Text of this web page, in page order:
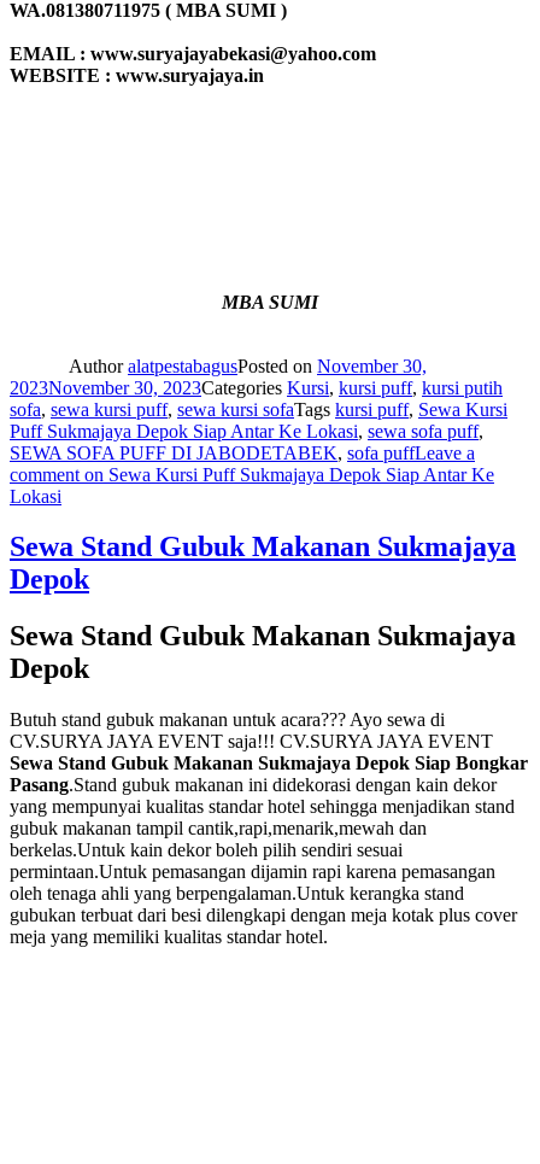
WA.081380711975 ( MBA SUMI )
EMAIL : www.suryajayabekasi@yahoo.com
WEBSITE : www.suryajaya.in
MBA SUMI
AuthoralatpestabagusPosted on November 30,
2023November 30, 2023Categories Kursi, kursi puff, kursi putih
sofa, sewa kursi puff, sewa kursi sofaTags kursi puff, Sewa Kursi
Puff Sukmajaya Depok Siap Antar Ke Lokasi, sewa sofa puff,
SEWA SOFA PUFF DI JABODETABEK, sofa puffLeave a
comment on Sewa Kursi Puff Sukmajaya Depok Siap Antar Ke
Lokasi
Sewa Stand Gubuk Makanan Sukmajaya
Depok
Sewa Stand Gubuk Makanan Sukmajaya
Depok
Butuh stand gubuk makanan untuk acara??? Ayo sewa di
CV.SURYA JAYA EVENT saja!!! CV.SURYA JAYA EVENT
Sewa Stand Gubuk Makanan Sukmajaya Depok Siap Bongkar
Pasang.Stand gubuk makanan ini didekorasi dengan kain dekor
yang mempunyai kualitas standar hotel sehingga menjadikan stand
gubuk makanan tampil cantik,rapi,menarik,mewah dan
berkelas.Untuk kain dekor boleh pilih sendiri sesuai
permintaan.Untuk pemasangan dijamin rapi karena pemasangan
oleh tenaga ahli yang berpengalaman.Untuk kerangka stand
gubukan terbuat dari besi dilengkapi dengan meja kotak plus cover
meja yang memiliki kualitas standar hotel.